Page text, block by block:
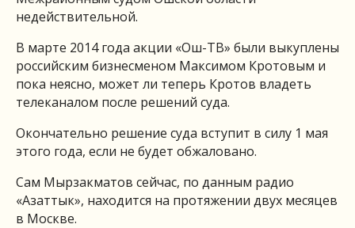
недействительной.
В марте 2014 года акции «Ош-ТВ» были выкуплены
российским бизнесменом Максимом Кротовым и
пока неясно, может ли теперь Кротов владеть
телеканалом после решений суда.
Окончательно решение суда вступит в силу 1 мая
этого года, если не будет обжаловано.
Сам Мырзакматов сейчас, по данным радио
«Азаттык», находится на протяжении двух месяцев
в Москве.